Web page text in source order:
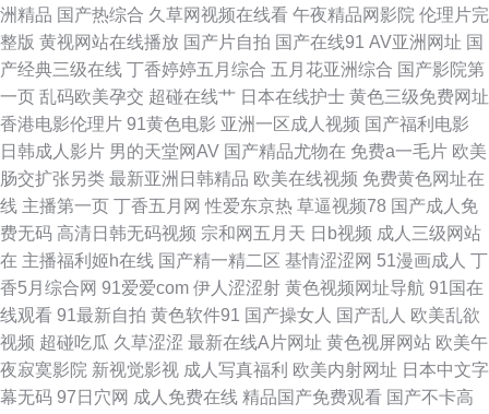
网站 成人AVM国漫 国产区123 91极品福利姬学生妹 中文字幕六正 日本激情
综合 伊人久操综合 天美视频在线免费入口 久草香蕉网址 国产九九99九九 欧
美日韩一二三激情 老司机福利社91 欧美久爱精品 深夜福利十六区 91抖淫 女
色国产一级 福利电影导航 91人人视频 国产三级片免费网站毛 aa久久 黄色片
comwww 青草网AV 国产精品资源站 久草热青草热精品国产 日本一道精品久
素人约啪 自慰的少妇 性爱网导航 国产福利视频a 麻豆tv久久 碰碰成人電影
日韩中文久久 狼人伊人亚洲 美女诱惑在线观看 国产精品婷婷激情久久 韩国
洲精品 国产热综合 久草网视频在线看 午夜精品网影院 伦理片完
整版 黄视网站在线播放 国产片自拍 国产在线91 AV亚洲网址 国
产经典三级在线 丁香婷婷五月综合 五月花亚洲综合 国产影院第
一页 乱码欧美孕交 超碰在线艹 日本在线护士 黄色三级免费网址
香港电影伦理片 91黄色电影 亚洲一区成人视频 国产福利电影
日韩成人影片 男的天堂网AV 国产精品尤物在 免费a一毛片 欧美
肠交扩张另类 最新亚洲日韩精品 欧美在线视频 免费黄色网址在
线 主播第一页 丁香五月网 性爱东京热 草逼视频78 国产成人免
费无码 高清日韩无码视频 宗和网五月天 日b视频 成人三级网站
在 主播福利姬h在线 国产精一精二区 基情涩涩网 51漫画成人 丁
香5月综合网 91爱爱com 伊人涩涩射 黄色视频网址导航 91国在
线观看 91最新自拍 黄色软件91 国产操女人 国产乱人 欧美乱欲
视频 超碰吃瓜 久草涩涩 最新在线A片网址 黄色视屏网站 欧美午
夜寂寞影院 新视觉影视 成人写真福利 欧美内射网址 日本中文字
幕无码 97日穴网 成人免费在线 精品国产免费观看 国产不卡高